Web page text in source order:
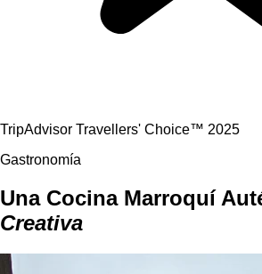
TripAdvisor Travellers' Choice™ 2025
Gastronomía
Una Cocina Marroquí
Creativa